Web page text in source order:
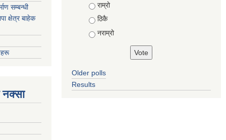
सम्बन्धी
क्षेत्र बाहेक
नक्सा
राम्रो
ठिकै
नराम्रो
Older polls
Results